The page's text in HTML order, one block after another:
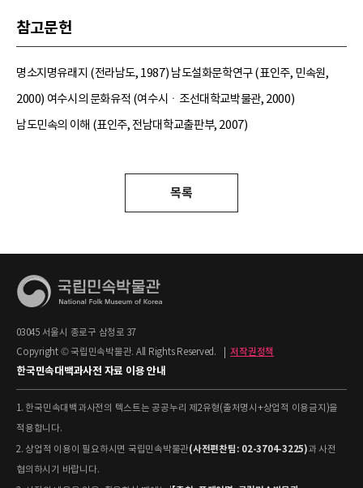
참고문헌
명소지명유래지 (전라남도, 1987) 남도설화문학연구 (표인주, 민속원,
2000) 여수시의 문화유적 (여수시ㆍ조선대학교박물관, 2000)
남도민속의 이해 (표인주, 전남대학교출판부, 2007)
목록
03045 서울시 종로구 삼청로 37
Copyright © 국립민속박물관. All Rights Reserved.
저작권정책
한국민속대백과사전 자료 이용 안내
1. 한국민속대백과사전의 텍스트는 공공누리 제2유형(출처명시+상업적 이용금지)을
적용합니다.
2. 상업적 이용이 필요하시면 국립민속박물관(사전편찬팀: 02-3704-3225)과 사전
협의하시기 바랍니다.